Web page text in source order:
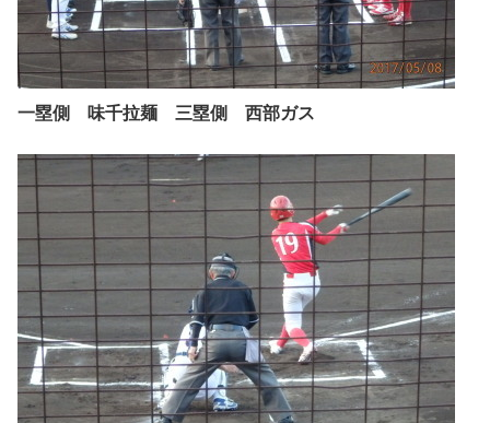
一塁側 味千拉麺 三塁側 西部ガス